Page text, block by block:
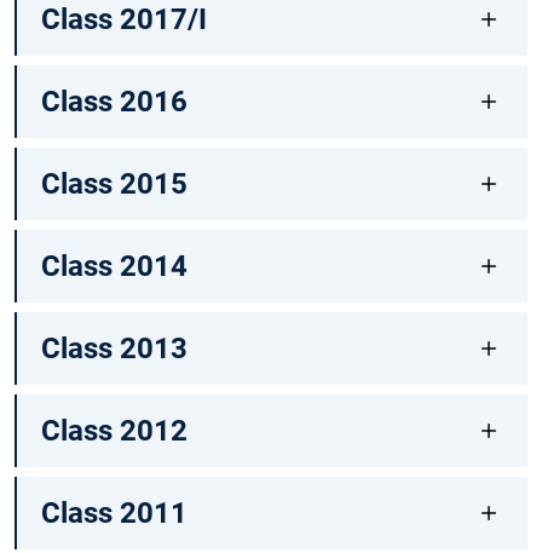
Class 2017/I
Class 2016
Class 2015
Class 2014
Class 2013
Class 2012
Class 2011